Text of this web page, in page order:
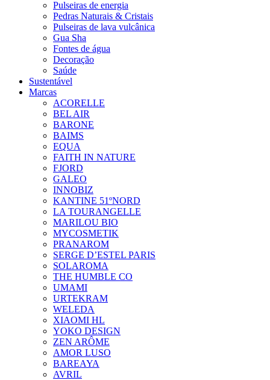
Pulseiras de energia
Pedras Naturais & Cristais
Pulseiras de lava vulcânica
Gua Sha
Fontes de água
Decoração
Saúde
Sustentável
Marcas
ACORELLE
BEL AIR
BARONE
BAIMS
EQUA
FAITH IN NATURE
FJORD
GALEO
INNOBIZ
KANTINE 51ºNORD
LA TOURANGELLE
MARILOU BIO
MYCOSMETIK
PRANAROM
SERGE D’ESTEL PARIS
SOLAROMA
THE HUMBLE CO
UMAMI
URTEKRAM
WELEDA
XIAOMI HL
YOKO DESIGN
ZEN ARÔME
AMOR LUSO
BAREAYA
AVRIL